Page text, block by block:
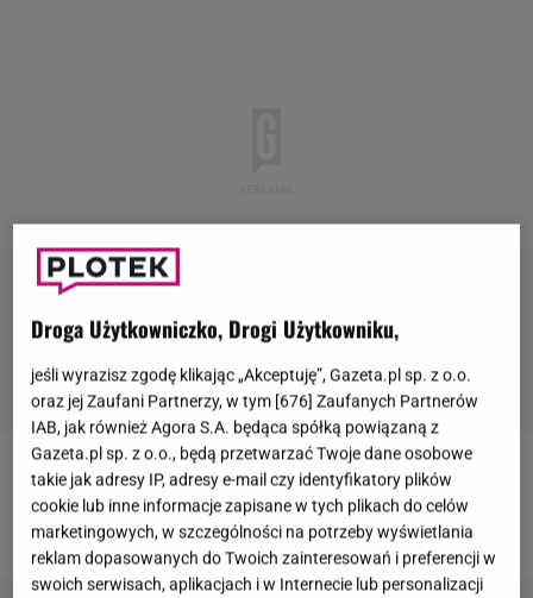
Bądź na bieżąco. Więcej o życiu gwiazd z Polski i
świata przeczytasz na stronie głównejGazeta.pl
Droga Użytkowniczko, Drogi Użytkowniku,
jeśli wyrazisz zgodę klikając „Akceptuję”, Gazeta.pl sp. z o.o.
oraz jej Zaufani Partnerzy, w tym [676] Zaufanych Partnerów
IAB, jak również Agora S.A. będąca spółką powiązaną z
Gazeta.pl sp. z o.o., będą przetwarzać Twoje dane osobowe
takie jak adresy IP, adresy e-mail czy identyfikatory plików
cookie lub inne informacje zapisane w tych plikach do celów
marketingowych, w szczególności na potrzeby wyświetlania
reklam dopasowanych do Twoich zainteresowań i preferencji w
swoich serwisach, aplikacjach i w Internecie lub personalizacji